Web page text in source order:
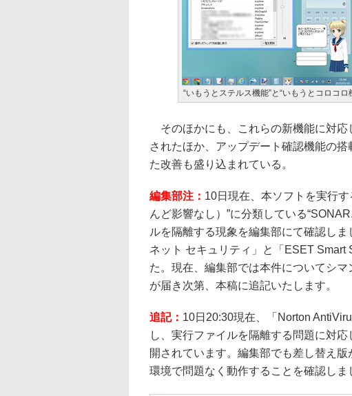
“いもうとステルス機能”と“いもうとコロコロ
そのほかにも、これらの新機能に対応
されたほか、アップデート確認機能の
た改善も盛り込まれている。
編集部注： 10日現在、本ソフトを実行
んど影響なし）”に分類している
ルを隔離する現象を編集部にて確認し
ネット セキュリティ」と「ESET
た。現在、編集部では本件についてシ
が届き次第、本稿に追記いたします。
追記： 10日20:30現在、「Norton
し、実行ファイルを隔離する問題に対
開されています。編集部でも差し替え
環境で問題なく動作することを確認しま